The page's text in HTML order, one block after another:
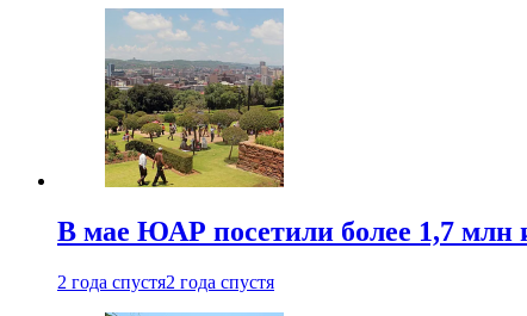
В мае ЮАР посетили более 1,7 млн
2 года спустя2 года спустя